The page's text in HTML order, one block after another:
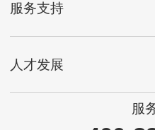
服务支持
人才发展
服